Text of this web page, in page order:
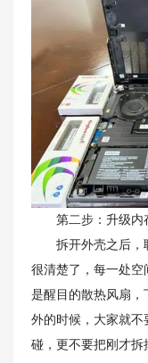
第二步：升级内
拆开外壳之后，联
很清楚了，每一处空
是醒目的散热风扇
外的时候，大家就
碰，更不要把刚才拆